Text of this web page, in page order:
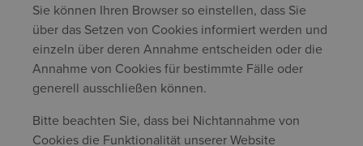
Sie können Ihren Browser so einstellen, dass Sie
über das Setzen von Cookies informiert werden und
einzeln über deren Annahme entscheiden oder die
Annahme von Cookies für bestimmte Fälle oder
generell ausschließen können.
Bitte beachten Sie, dass bei Nichtannahme von
Cookies die Funktionalität unserer Website